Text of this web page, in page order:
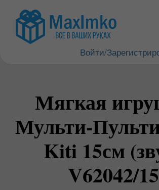
Войти/
Мягкая
Мульти-
Kiti 15см
V62042/15